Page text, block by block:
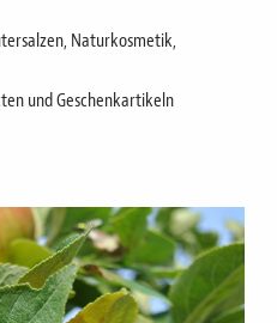
Naturkosmetik,
und Geschenkartikeln